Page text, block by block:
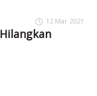
12 Mar 2021